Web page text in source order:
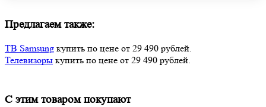
Предлагаем также:
ТВ Samsung купить по цене от 29 490 рублей.
Телевизоры купить по цене от 29 490 рублей.
С этим товаром покупают